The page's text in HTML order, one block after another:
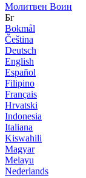
Молитвен Воин
Бг
Bokmål
Čeština
Deutsch
English
Español
Filipino
Français
Hrvatski
Indonesia
Italiana
Kiswahili
Magyar
Melayu
Nederlands